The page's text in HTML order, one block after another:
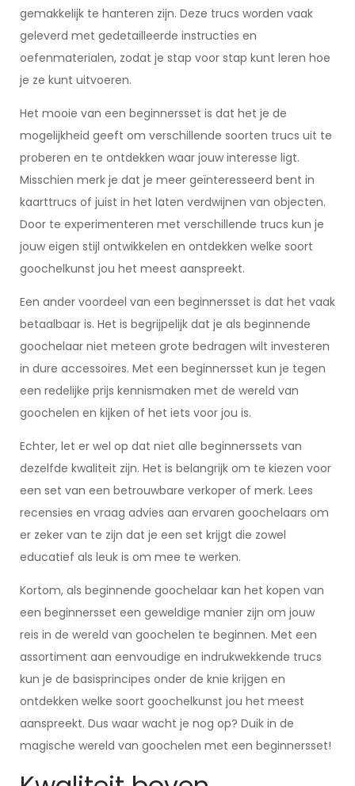
gemakkelijk te hanteren zijn. Deze trucs worden vaak
geleverd met gedetailleerde instructies en
oefenmaterialen, zodat je stap voor stap kunt leren hoe
je ze kunt uitvoeren.
Het mooie van een beginnersset is dat het je de
mogelijkheid geeft om verschillende soorten trucs uit te
proberen en te ontdekken waar jouw interesse ligt.
Misschien merk je dat je meer geïnteresseerd bent in
kaarttrucs of juist in het laten verdwijnen van objecten.
Door te experimenteren met verschillende trucs kun je
jouw eigen stijl ontwikkelen en ontdekken welke soort
goochelkunst jou het meest aanspreekt.
Een ander voordeel van een beginnersset is dat het vaak
betaalbaar is. Het is begrijpelijk dat je als beginnende
goochelaar niet meteen grote bedragen wilt investeren
in dure accessoires. Met een beginnersset kun je tegen
een redelijke prijs kennismaken met de wereld van
goochelen en kijken of het iets voor jou is.
Echter, let er wel op dat niet alle beginnerssets van
dezelfde kwaliteit zijn. Het is belangrijk om te kiezen voor
een set van een betrouwbare verkoper of merk. Lees
recensies en vraag advies aan ervaren goochelaars om
er zeker van te zijn dat je een set krijgt die zowel
educatief als leuk is om mee te werken.
Kortom, als beginnende goochelaar kan het kopen van
een beginnersset een geweldige manier zijn om jouw
reis in de wereld van goochelen te beginnen. Met een
assortiment aan eenvoudige en indrukwekkende trucs
kun je de basisprincipes onder de knie krijgen en
ontdekken welke soort goochelkunst jou het meest
aanspreekt. Dus waar wacht je nog op? Duik in de
magische wereld van goochelen met een beginnersset!